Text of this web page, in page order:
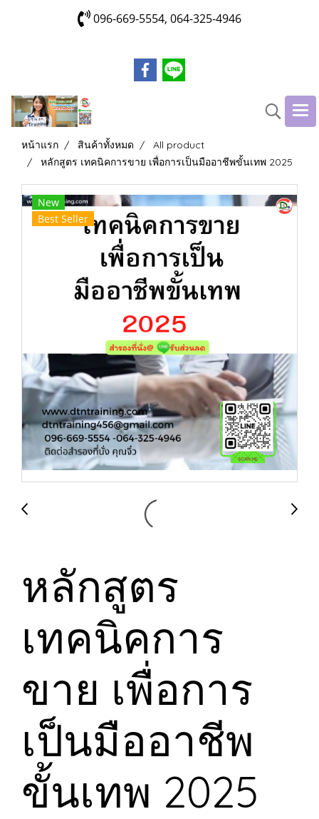
096-669-5554, 064-325-4946
หน้าแรก สินค้าทั้งหมด
All product
หลักสูตร เทคนิคการขาย เพื่อการเป็นมืออาชีพขั้นเทพ 2025
New
Best Seller
หลักสูตร
เทคนิคการ
ขาย เพื่อการ
เป็นมืออาชีพ
ขั้นเทพ 2025